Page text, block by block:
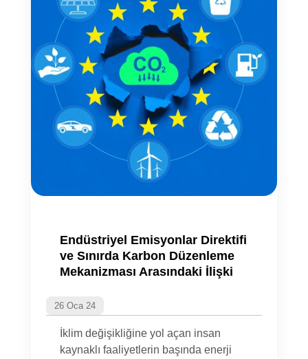
Endüstriyel Emisyonlar Direktifi
ve Sınırda Karbon Düzenleme
Mekanizması Arasındaki İlişki
26 Oca 24
İklim değişikliğine yol açan insan
kaynaklı faaliyetlerin başında enerji